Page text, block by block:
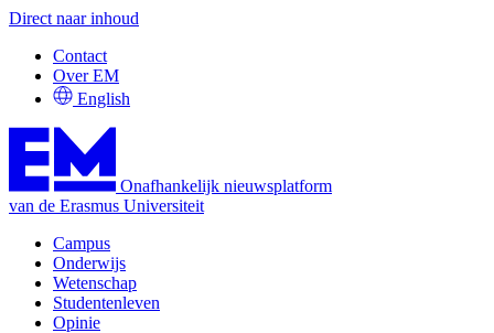
Direct naar inhoud
Contact
Over EM
English
Onafhankelijk nieuwsplatform
van de Erasmus Universiteit
Campus
Onderwijs
Wetenschap
Studentenleven
Opinie